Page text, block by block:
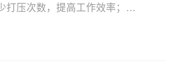
打压次数，提高工作效率；
压缸和其他中型液压设备；